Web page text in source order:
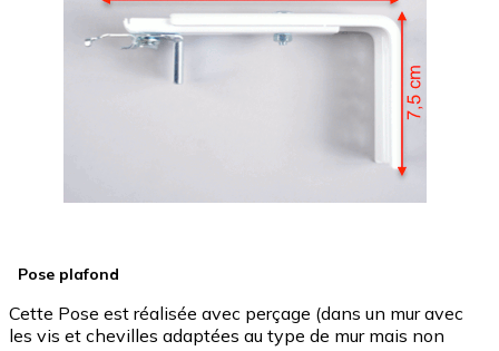
Pose plafond
Cette Pose est réalisée avec perçage (dans un mur avec
les vis et chevilles adaptées au type de mur mais non